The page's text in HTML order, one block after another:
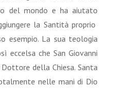
del mondo e ha aiutato
la Santità proprio
esempio. La sua teologia
eccelsa che San Giovanni
della Chiesa. Santa
nelle mani di Dio